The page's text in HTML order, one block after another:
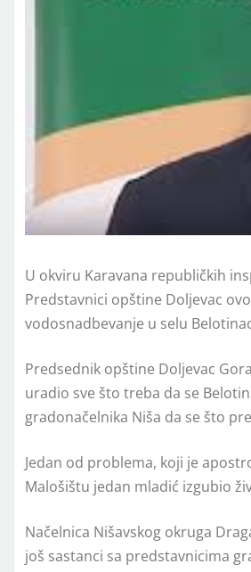
U okviru Karavana republičkih
Predstavnici opštine Doljevac
vodosnadbevanje u selu
Predsednik opštine Doljevac
uradio sve što treba da se
gradonačelnika Niša da se što
Jedan od problema, koji je
Malošištu jedan mladić izgubio
Načelnica Nišavskog okruga
još sastanci sa predstavnicima